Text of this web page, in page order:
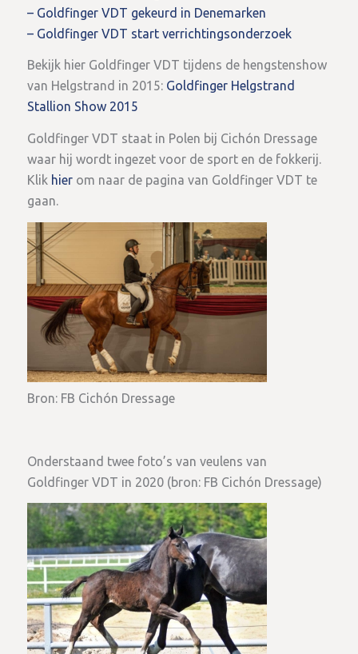
– Goldfinger VDT gekeurd in Denemarken
– Goldfinger VDT start verrichtingsonderzoek
Bekijk hier Goldfinger VDT tijdens de hengstenshow
van Helgstrand in 2015: Goldfinger Helgstrand
Stallion Show 2015
Goldfinger VDT staat in Polen bij Cichón Dressage
waar hij wordt ingezet voor de sport en de fokkerij.
Klik hierom naar de pagina van Goldfinger VDT te
gaan.
Bron: FB Cichón Dressage
Onderstaand twee foto’s van veulens van
Goldfinger VDT in 2020 (bron: FB Cichón Dressage)